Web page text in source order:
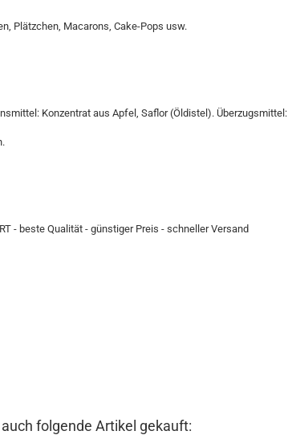
Plätzchen, Macarons, Cake-Pops usw.
Konzentrat aus Apfel, Saflor (Öldistel). Überzugsmittel:
- beste Qualität - günstiger Preis - schneller Versand
folgende Artikel gekauft: